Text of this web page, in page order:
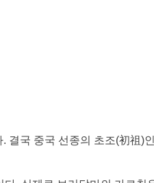
국 중국 선종의 초조(初祖)